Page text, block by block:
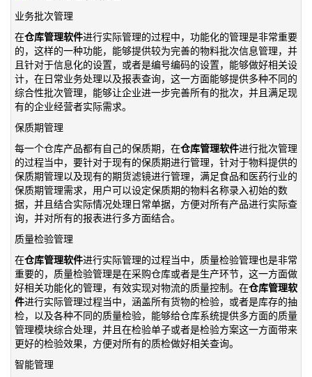
业务批次管理
在仓库管理软件进行实际管理的过程中，功能化的管理是非常重要
的，这样的一种功能，能够提供较为完善的物料批次信息管理，并
且针对于信息化的设置，或者是编号编码的设置，能够做好相关设
计，在日常业务处理以及报表查询，这一方面能够提供多种不同的
综合性批次管理，能够让企业进一步完善所有的批次，并且满足现
有的企业经营者实际需求。
保质期管理
每一个仓库产品都有自己的保质期，在仓库管理软件进行批次管理
的过程当中，要针对于现有的保质期进行管理，针对于物料提供的
保质期管理以及现有的期货滤镜进行管理，满足食品和医药行业的
保质期管理需求，用户可以设定保质期的物料名称录入初始的数
据，并且结合实际情况处理日常单据，方便对所有产品进行实际查
询，并对所有的报表进行多方面结合。
质量检验管理
在仓库管理软件进行实际管理的过程当中，质量检验管理也是非常
重要的，质量检验管理是在采购仓库或者是生产环节，这一方面做
好相关功能化的管理，有效实现对物流的质量控制。在仓库管理软
件进行实际管理过程当中，涵盖所有货物的检验，或者是库存的抽
检，以及各种不同的质量检验，能够给仓库系统提供多方面的质量
管理模块综合处理，并且在检验单子或者是检验方案这一方面带来
更好的检验效果，方便对所有的质检做好相关查询。
智能管理